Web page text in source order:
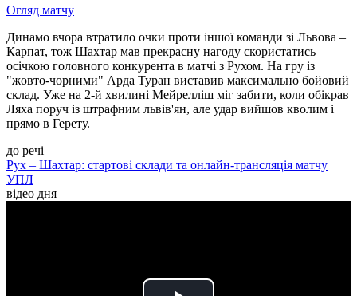
Огляд матчу
Динамо вчора втратило очки проти іншої команди зі Львова –
Карпат, тож Шахтар мав прекрасну нагоду скористатись
осічкою головного конкурента в матчі з Рухом. На гру із
"жовто-чорними" Арда Туран виставив максимально бойовий
склад. Уже на 2-й хвилині Мейрелліш міг забити, коли обікрав
Ляха поруч із штрафним львів'ян, але удар вийшов кволим і
прямо в Герету.
до речі
Рух – Шахтар: стартові склади та онлайн-трансляція матчу
УПЛ
відео дня